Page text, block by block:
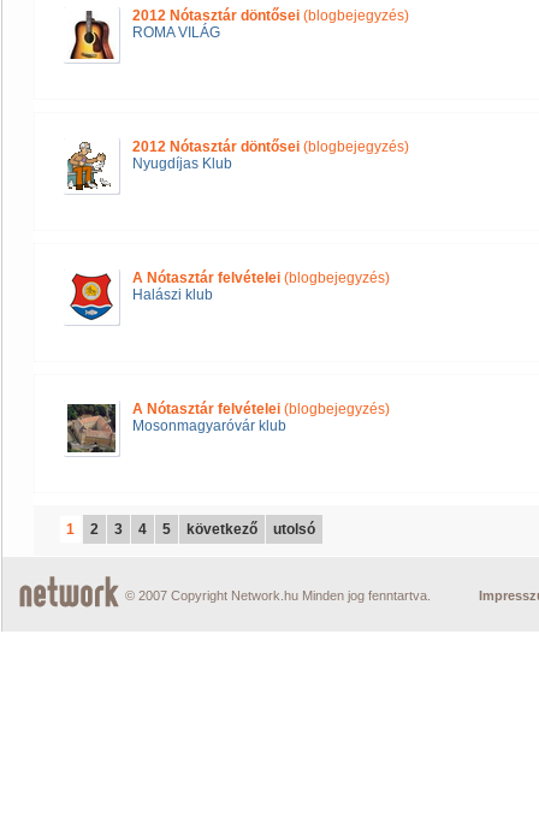
2012 Nótasztár döntősei (blogbejegyzés)
ROMA VILÁG
2012 Nótasztár döntősei (blogbejegyzés)
Nyugdíjas Klub
A Nótasztár felvételei (blogbejegyzés)
Halászi klub
A Nótasztár felvételei (blogbejegyzés)
Mosonmagyaróvár klub
1 2 3 4 5 következő utolsó
© 2007 Copyright Network.hu Minden jog fenntartva.